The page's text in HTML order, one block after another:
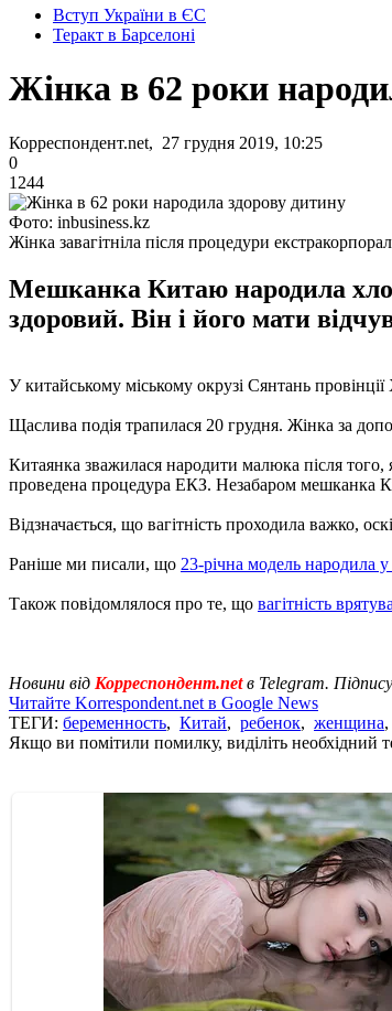
Вступ України в ЄС
Теракт в Барселоні
Жінка в 62 роки
Корреспондент.net, 27 грудня 2019, 10:25
0
1244
Фото: inbusiness.kz
Жінка завагітніла після процедури
Мешканка Китаю народила
здоровий. Він і його мати
У китайському міському окрузі Сянтань
Щаслива подія трапилася 20 грудня. Жінка за
Китаянка зважилася народити малюка після того,
проведена процедура ЕКЗ. Незабаром мешканка
Відзначається, що вагітність проходила важко,
Раніше ми писали, що 23-річна модель народила у
Також повідомлялося про те, що вагітність
Новини від Корреспондент.netв Telegram.
Читайте Korrespondent.net в Google News
ТЕГИ: беременность, Китай, ребенок, женщина,
Якщо ви помітили помилку, виділіть необхідний